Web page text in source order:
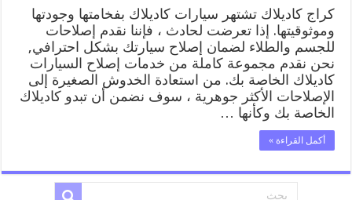
كراج كاديلاك تشتهر سيارات كاديلاك بفخامتها وجودتها
وموثوقيتها. إذا تعرضت لحادث ، فإننا نقدم إصلاحات
للجسم والطلاء لضمان إصلاح سيارتك بشكل احترافي,
نحن نقدم مجموعة كاملة من خدمات إصلاح السيارات
كاديلاك الخاصة بك. من استعادة الخدوش الصغيرة إلى
الإصلاحات الأكثر جوهرية ، سوف نضمن أن تبدو كاديلاك
الخاصة بك وكأنها …
أكمل القراءة »